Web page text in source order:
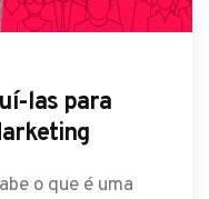
las para
o que é uma